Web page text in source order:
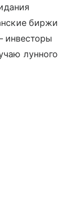
биржи
инвесторы
лунного